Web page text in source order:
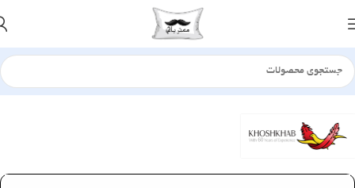
خانه تشک فنر متصل